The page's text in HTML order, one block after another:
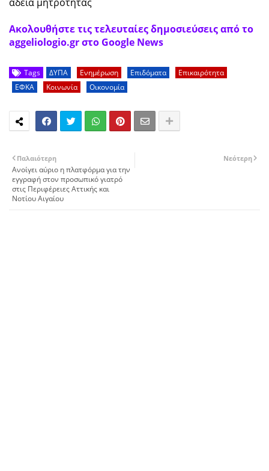
Ακολουθήστε τις τελευταίες δημοσιεύσεις από το
aggeliologio.gr στο Google News
Tags ΔΥΠΑ Ενημέρωση Επιδόματα
Επικαιρότητα
ΕΦΚΑ
Κοινωνία Οικονομία
Νεότερη
Παλαιότερη
Ανοίγει αύριο η πλατφόρμα για την
εγγραφή στον προσωπικό γιατρό
στις Περιφέρειες Αττικής και
Νοτίου Αιγαίου